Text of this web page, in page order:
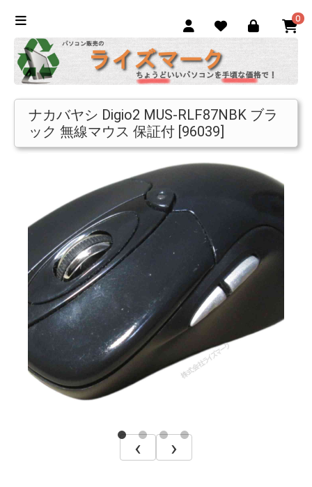
0
ナカバヤシ Digio2 MUS-RLF87NBK ブラ
ック 無線マウス 保証付 [96039]
‹ ›